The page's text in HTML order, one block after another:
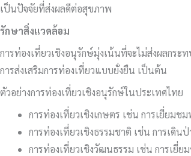
เป็นปัจจัยที่ส่งผลดีต่อสุขภาพ
รักษาสิ่งแวดล้อม
การท่องเที่ยวเชิงอนุรักษ์มุ่งเน้นที่จะไม่ส่งผลกร
การส่งเสริมการท่องเที่ยวแบบยั่งยืน เป็นต้น
ตัวอย่างการท่องเที่ยวเชิงอนุรักษ์ในประเทศไทย
การท่องเที่ยวเชิงเกษตร เช่น การเยี่ยม
การท่องเที่ยวเชิงธรรมชาติ เช่น การเดิ
การท่องเที่ยวเชิงวัฒนธรรม เช่น การเ